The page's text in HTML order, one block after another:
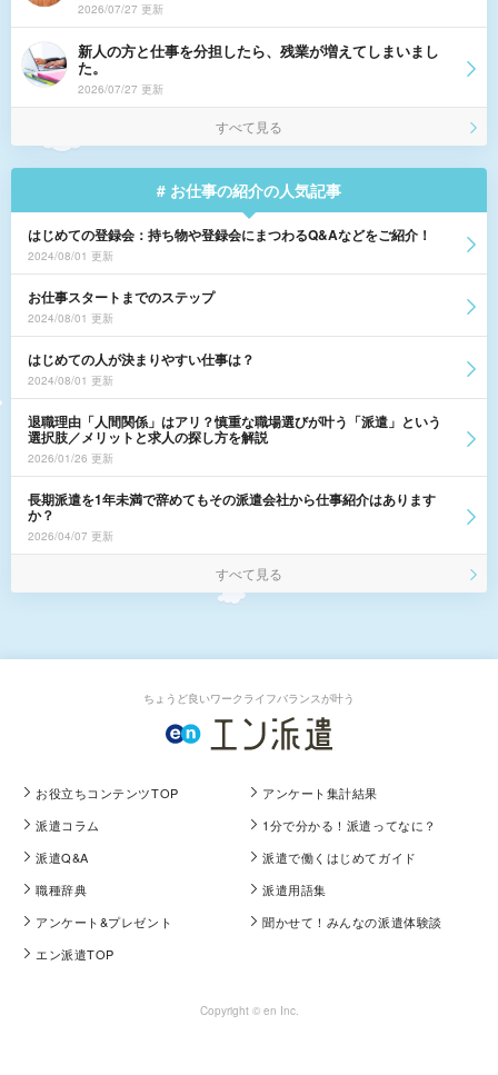
2026/07/27 更新
新人の方と仕事を分担したら、残業が増えてしまいまし
た。
2026/07/27 更新
すべて見る
# お仕事の紹介の人気記事
はじめての登録会：持ち物や登録会にまつわるQ&Aなどをご紹介！
2024/08/01 更新
お仕事スタートまでのステップ
2024/08/01 更新
はじめての人が決まりやすい仕事は？
2024/08/01 更新
退職理由「人間関係」はアリ？慎重な職場選びが叶う「派遣」という
選択肢／メリットと求人の探し方を解説
2026/01/26 更新
長期派遣を1年未満で辞めてもその派遣会社から仕事紹介はあります
か？
2026/04/07 更新
すべて見る
ちょうど良いワークライフバランスが叶う
お役立ちコンテンツTOP
アンケート集計結果
派遣コラム
1分で分かる！派遣ってなに？
派遣Q&A
派遣で働くはじめてガイド
職種辞典
派遣用語集
アンケート&プレゼント
聞かせて！みんなの派遣体験談
エン派遣TOP
Copyright © en Inc.